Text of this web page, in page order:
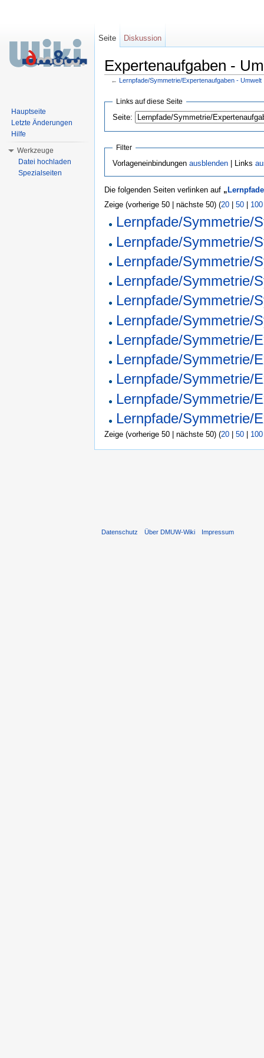
Expertenaufgaben -
← Lernpfade/Symmetrie/Expertenaufgaben - Umwelt
Links auf diese Seite
Seite:
Filter
Vorlageneinbindungen ausblenden| Links
Die folgenden Seiten verlinken auf „
Zeige (vorherige 50 | nächste 50) (20 50 100
Lernpfade/Symmetrie/
Lernpfade/Symmetrie/
Lernpfade/Symmetrie/
Lernpfade/Symmetrie/
Lernpfade/Symmetrie/
Lernpfade/Symmetrie/
Lernpfade/Symmetrie/
Lernpfade/Symmetrie/
Lernpfade/Symmetrie/
Lernpfade/Symmetrie/
Lernpfade/Symmetrie/
Zeige (vorherige 50 | nächste 50) (20 50 100
Seite Diskussion
Hauptseite
Letzte Änderungen
Hilfe
Werkzeuge
Datei hochladen
Spezialseiten
Datenschutz Über DMUW-Wiki Impressum